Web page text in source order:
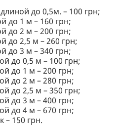
до 0,5м. – 100 грн;
до 1 м – 160 грн;
до 2 м – 200 грн;
до 2,5 м – 260 грн;
до 3 м – 340 грн;
до 0,5 м – 100 грн;
до 1 м – 200 грн;
до 2 м – 280 грн;
до 2,5 м – 350 грн;
до 3 м – 400 грн;
до 4 м – 670 грн;
– 150 грн.